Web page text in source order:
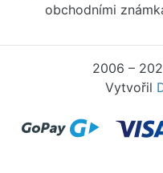
obchodními
2006 –
Vytvořil